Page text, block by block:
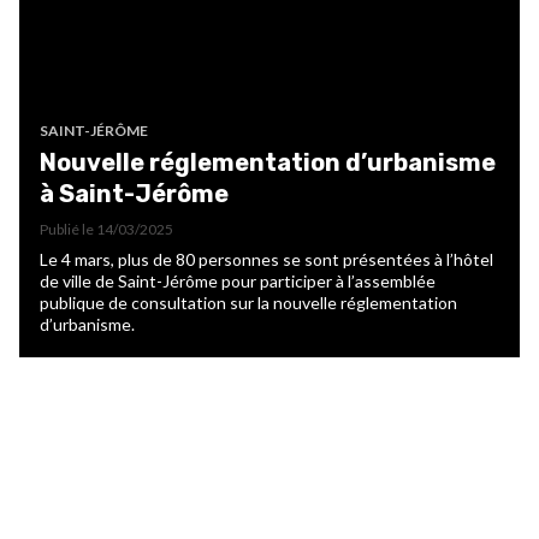
SAINT-JÉRÔME
Nouvelle réglementation d’urbanisme
à Saint-Jérôme
Publié le 14/03/2025
Le 4 mars, plus de 80 personnes se sont présentées à l’hôtel
de ville de Saint-Jérôme pour participer à l’assemblée
publique de consultation sur la nouvelle réglementation
d’urbanisme.